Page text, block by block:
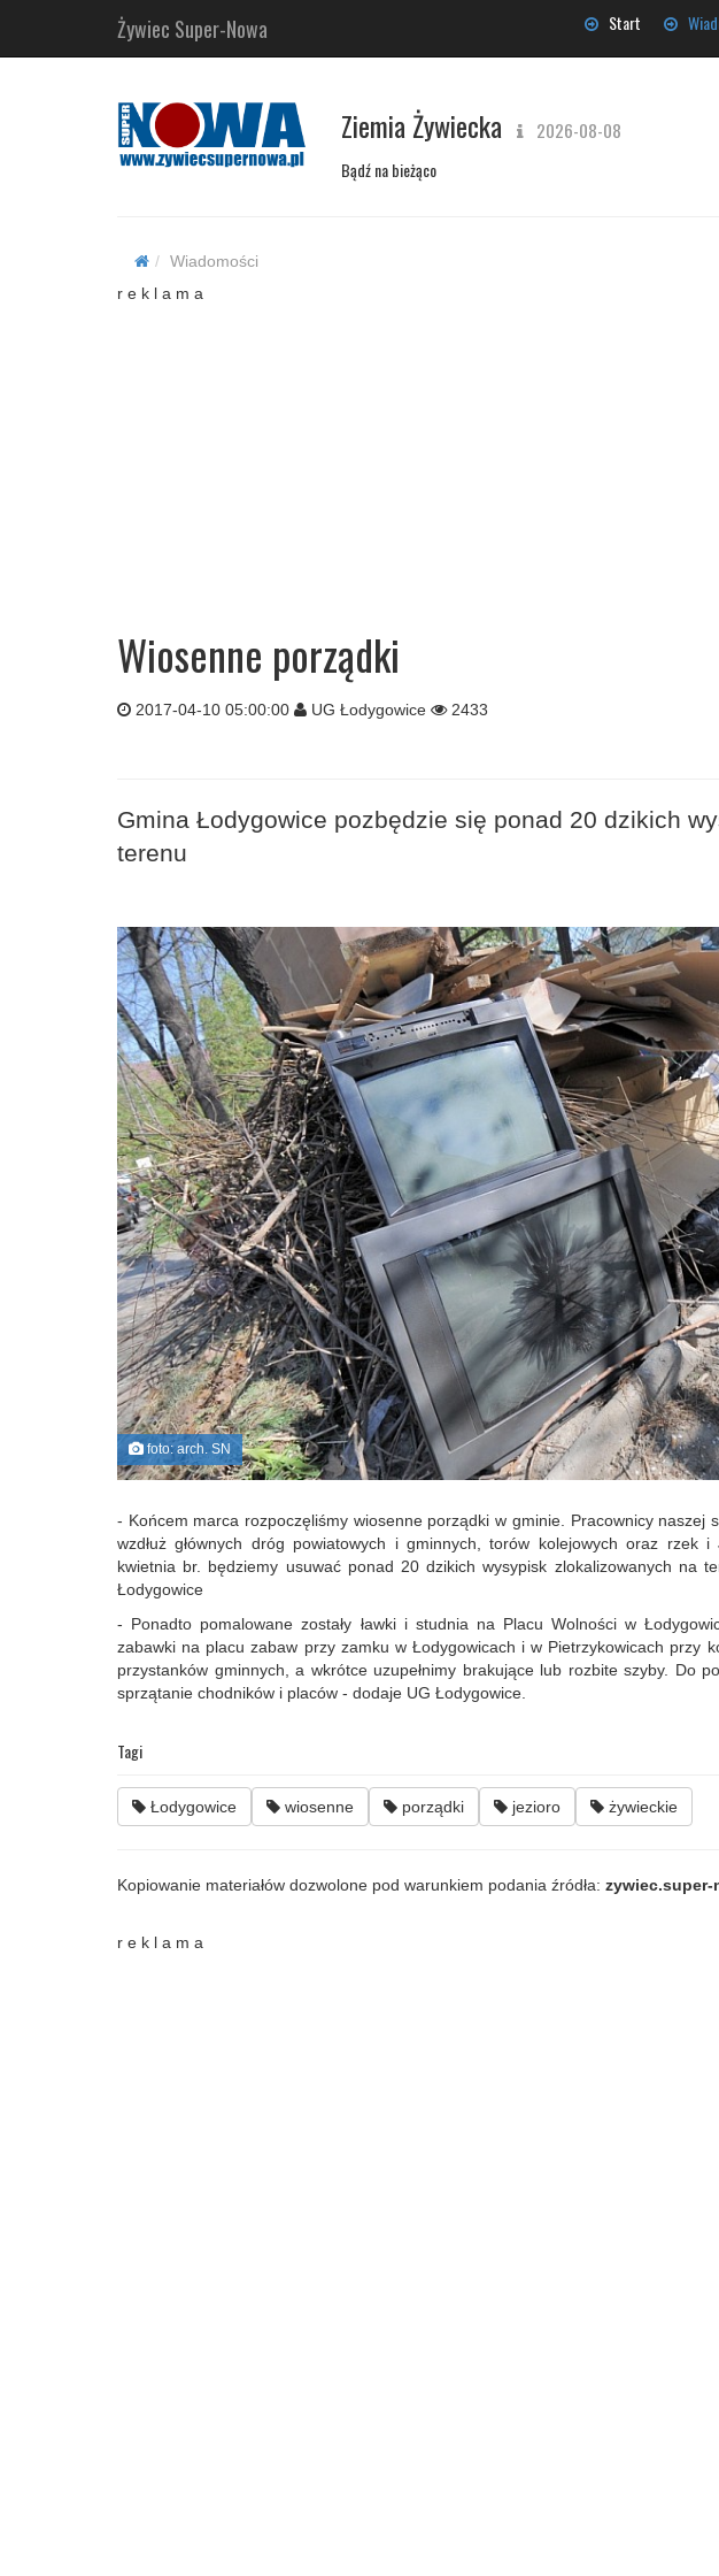
Żywiec Super-Nowa Start
Ziemia Żywiecka 2026-08-08
Bądź na bieżąco
Wiadomości
r e k l a m a
Wiosenne porządki
2017-04-10 05:00:00 UG Łodygowice 2433
Gmina Łodygowice pozbędzie się ponad 20 dzikich
terenu
foto: arch. SN
- Końcem marca rozpoczęliśmy wiosenne porządki w gminie. Pracownicy naszej
wzdłuż głównych dróg powiatowych i gminnych, torów kolejowych oraz rzek
kwietnia br. będziemy usuwać ponad 20 dzikich wysypisk zlokalizowanych na
Łodygowice
- Ponadto pomalowane zostały ławki i studnia na Placu Wolności w
zabawki na placu zabaw przy zamku w Łodygowicach i w Pietrzykowicach przy
przystanków gminnych, a wkrótce uzupełnimy brakujące lub rozbite szyby. Do
sprzątanie chodników i placów - dodaje UG Łodygowice.
Tagi
Łodygowice wiosenne porządki jezioro żywieckie
Kopiowanie materiałów dozwolone pod warunkiem podania źródła: zywiec.super-
r e k l a m a